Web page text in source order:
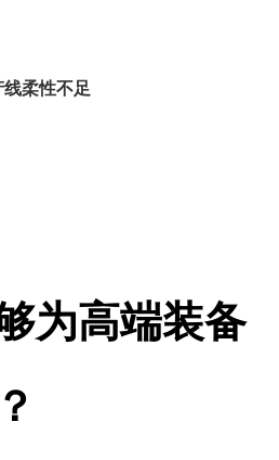
柔性不足
为高端装备